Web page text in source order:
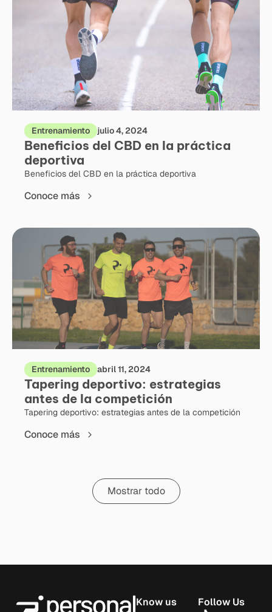
Entrenamiento julio 4, 2024
Beneficios del CBD en la práctica
deportiva
Beneficios del CBD en la práctica deportiva
Conoce más
Entrenamiento abril 11, 2024
Tapering deportivo: estrategias
antes de la competición
Tapering deportivo: estrategias antes de la competición
Conoce más
Mostrar todo
Know us Follow Us